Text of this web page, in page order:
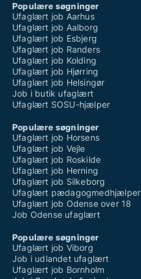
Populære søgninger
Ufaglært job Aarhus
Ufaglært job Aalborg
Ufaglært job Esbjerg
Ufaglært job Randers
Ufaglært job Kolding
Ufaglært job Hjørring
Ufaglært job Helsingør
Job i butik ufaglært
Ufaglært SOSU-hjælper
Populære søgninger
Ufaglært job Horsens
Ufaglært job Vejle
Ufaglært job Roskilde
Ufaglært job Herning
Ufaglært job Silkeborg
Ufaglært pædagogmedhjælper
Ufaglært job Odense over 18
Job Odense ufaglært
Populære søgninger
Ufaglært job Viborg
Job i udlandet ufaglært
Ufaglært job Bornholm